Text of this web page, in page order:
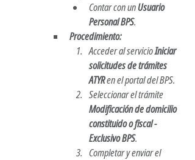
Contar con un Usuario
Personal BPS.
Procedimiento:
Acceder al servicio Iniciar
solicitudes de trámites
ATYR en el portal del BPS.
Seleccionar el trámite
Modificación de domicilio
constituido o fiscal -
Exclusivo BPS.
Completar y enviar el